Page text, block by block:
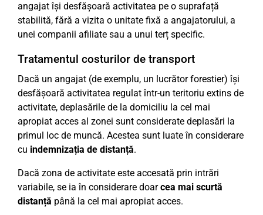
angajat își desfășoară activitatea pe o suprafață
stabilită, fără a vizita o unitate fixă a angajatorului, a
unei companii afiliate sau a unui terț specific.
Tratamentul costurilor de transport
Dacă un angajat (de exemplu, un lucrător forestier) își
desfășoară activitatea regulat într-un teritoriu extins de
activitate, deplasările de la domiciliu la cel mai
apropiat acces al zonei sunt considerate deplasări la
primul loc de muncă. Acestea sunt luate în considerare
cu indemnizația de distanță.
Dacă zona de activitate este accesată prin intrări
variabile, se ia în considerare doarcea mai scurtă
distanță până la cel mai apropiat acces.